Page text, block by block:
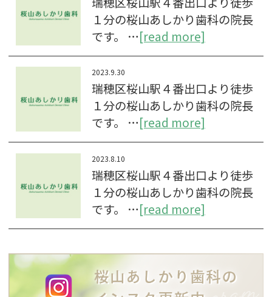
１分の桜山あしかり歯科の院長
です。 …[read more]
2023.9.30
瑞穂区桜山駅４番出口より徒歩
１分の桜山あしかり歯科の院長
です。 …[read more]
2023.8.10
瑞穂区桜山駅４番出口より徒歩
１分の桜山あしかり歯科の院長
です。 …[read more]